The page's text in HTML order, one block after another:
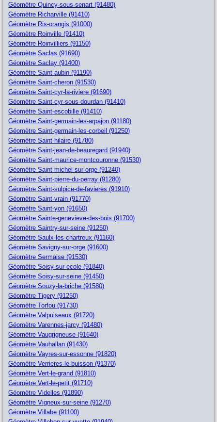
Géomètre Quincy-sous-senart (91480)
Géomètre Richarville (91410)
Géomètre Ris-orangis (91000)
Géomètre Roinville (91410)
Géomètre Roinvilliers (91150)
Géomètre Saclas (91690)
Géomètre Saclay (91400)
Géomètre Saint-aubin (91190)
Géomètre Saint-cheron (91530)
Géomètre Saint-cyr-la-riviere (91690)
Géomètre Saint-cyr-sous-dourdan (91410)
Géomètre Saint-escobille (91410)
Géomètre Saint-germain-les-arpajon (91180)
Géomètre Saint-germain-les-corbeil (91250)
Géomètre Saint-hilaire (91780)
Géomètre Saint-jean-de-beauregard (91940)
Géomètre Saint-maurice-montcouronne (91530)
Géomètre Saint-michel-sur-orge (91240)
Géomètre Saint-pierre-du-perray (91280)
Géomètre Saint-sulpice-de-favieres (91910)
Géomètre Saint-vrain (91770)
Géomètre Saint-yon (91650)
Géomètre Sainte-genevieve-des-bois (91700)
Géomètre Saintry-sur-seine (91250)
Géomètre Saulx-les-chartreux (91160)
Géomètre Savigny-sur-orge (91600)
Géomètre Sermaise (91530)
Géomètre Soisy-sur-ecole (91840)
Géomètre Soisy-sur-seine (91450)
Géomètre Souzy-la-briche (91580)
Géomètre Tigery (91250)
Géomètre Torfou (91730)
Géomètre Valpuiseaux (91720)
Géomètre Varennes-jarcy (91480)
Géomètre Vaugrigneuse (91640)
Géomètre Vauhallan (91430)
Géomètre Vayres-sur-essonne (91820)
Géomètre Verrieres-le-buisson (91370)
Géomètre Vert-le-grand (91810)
Géomètre Vert-le-petit (91710)
Géomètre Videlles (91890)
Géomètre Vigneux-sur-seine (91270)
Géomètre Villabe (91100)